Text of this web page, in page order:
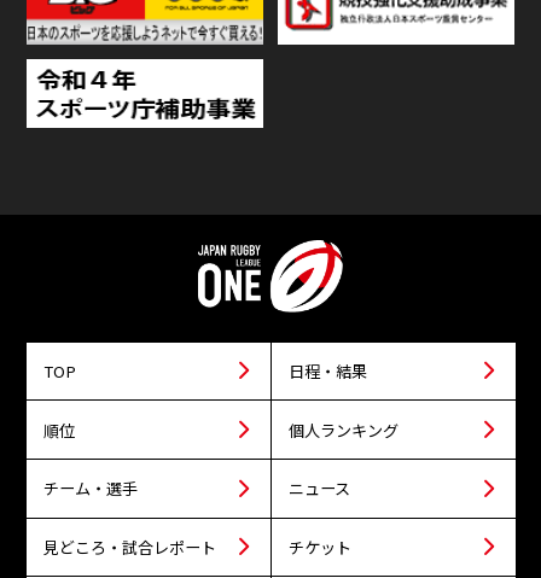
TOP 日程・結果
順位 個人ランキング
チーム・選手 ニュース
見どころ・試合レポート チケット